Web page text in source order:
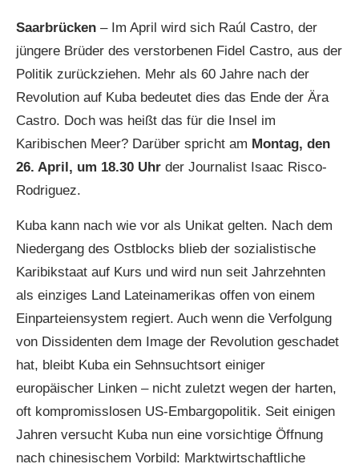
Saarbrücken – Im April wird sich Raúl Castro, der
jüngere Brüder des verstorbenen Fidel Castro, aus der
Politik zurückziehen. Mehr als 60 Jahre nach der
Revolution auf Kuba bedeutet dies das Ende der Ära
Castro. Doch was heißt das für die Insel im
Karibischen Meer? Darüber spricht am Montag, den
26. April, um 18.30 Uhr der Journalist Isaac Risco-
Rodriguez.
Kuba kann nach wie vor als Unikat gelten. Nach dem
Niedergang des Ostblocks blieb der sozialistische
Karibikstaat auf Kurs und wird nun seit Jahrzehnten
als einziges Land Lateinamerikas offen von einem
Einparteiensystem regiert. Auch wenn die Verfolgung
von Dissidenten dem Image der Revolution geschadet
hat, bleibt Kuba ein Sehnsuchtsort einiger
europäischer Linken – nicht zuletzt wegen der harten,
oft kompromisslosen US-Embargopolitik. Seit einigen
Jahren versucht Kuba nun eine vorsichtige Öffnung
nach chinesischem Vorbild: Marktwirtschaftliche